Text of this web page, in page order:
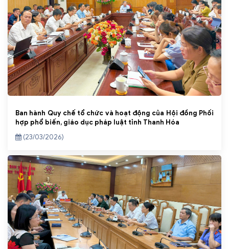
Ban hành Quy chế tổ chức và hoạt động của Hội đồng Phối
hợp phổ biến, giáo dục pháp luật tỉnh Thanh Hóa
(23/03/2026)